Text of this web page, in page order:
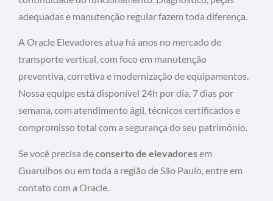
adequadas e manutenção regular fazem toda diferença.
A Oracle Elevadores atua há anos no mercado de
transporte vertical, com foco em manutenção
preventiva, corretiva e modernização de equipamentos.
Nossa equipe está disponível 24h por dia, 7 dias por
semana, com atendimento ágil, técnicos certificados e
compromisso total com a segurança do seu patrimônio.
Se você precisa deconserto de elevadoresem
Guarulhos ou em toda a região de São Paulo, entre em
contato com a Oracle.